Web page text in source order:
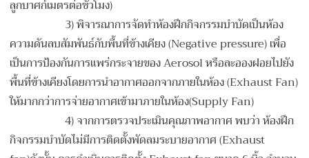
ลูกบาศก์เมตรต่อชั่วโมง)
3) พิจารณาการจัดทำห้องฝึกกิจกรรมบำบัดเป็นห้อง
ความดันลบสัมพันธ์กับพื้นที่ข้างเคียง (Negative pressure) เพื่อ
เป็นการป้องกันการแพร่กระจายของ Aerosol หรือละอองฝอยไปยัง
พื้นที่ข้างเคียงโดยการนำอากาศออกจากภายในห้อง (Exhaust Fan)
ให้มากกว่าการจ่ายอากาศเข้ามาภายในห้อง(Supply Fan)
4) จากการตรวจประเมินคุณภาพอากาศ พบว่า ห้องฝึก
กิจกรรมบำบัดไม่มีการติดตั้งพัดลมระบายอากาศ (Exhaust